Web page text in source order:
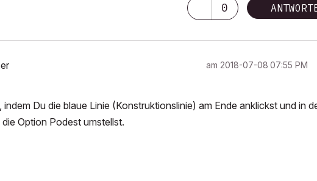
0
am ‎2018-07-08 07:55 PM
Du die blaue Linie (Konstruktionslinie) am Ende anklickst und in
Option Podest umstellst.